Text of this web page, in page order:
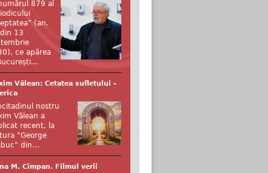
879 al
(an.
13
ce apărea
Vălean: Cetatea sufletului -
nostru
Vălean a
recent, la
"George
din...
M. Cîmpan. Filmul verii